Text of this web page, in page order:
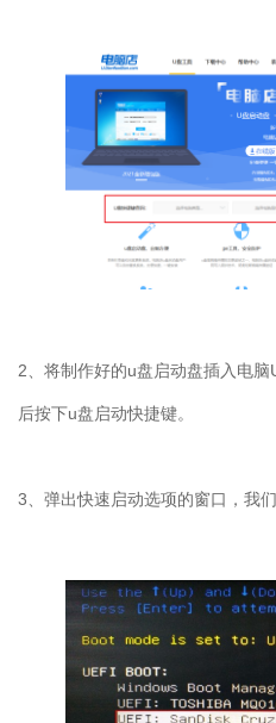
2 、将制作好的u盘启动盘插入电脑
后按下u盘启动快捷键。
3 、弹出快速启动选项的窗口，我